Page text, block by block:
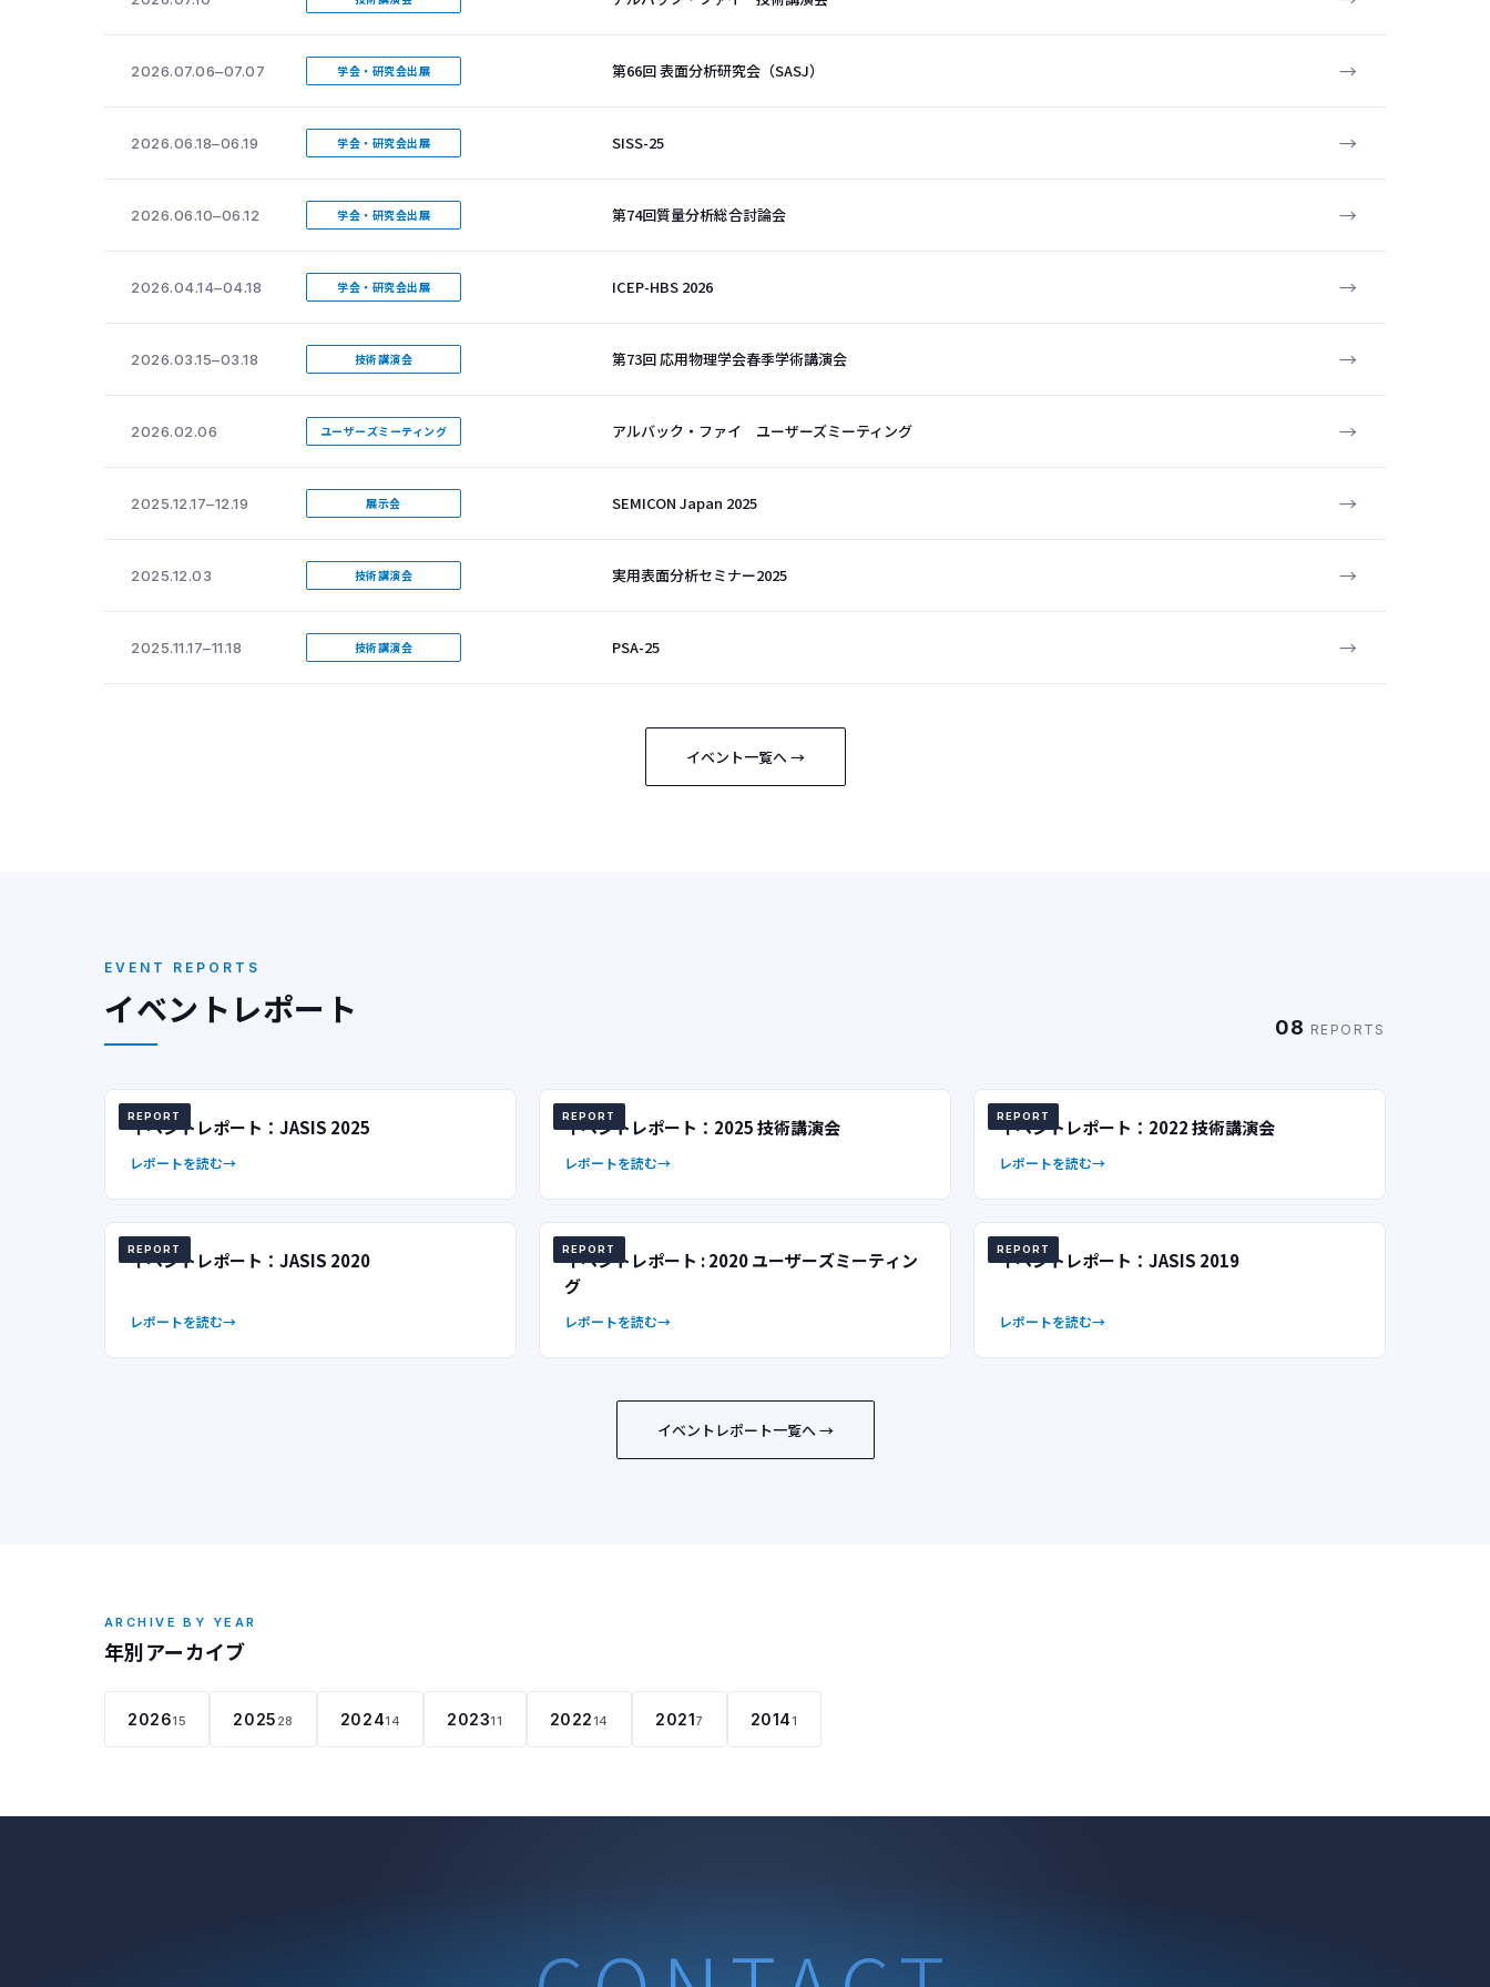
2026.07.06–07.07 学会・研究会出展 第66回 表面分析研究会（SASJ） →
2026.06.18–06.19 学会・研究会出展 SISS-25 →
2026.06.10–06.12 学会・研究会出展 第74回質量分析総合討論会 →
2026.04.14–04.18 学会・研究会出展 ICEP-HBS 2026 →
2026.03.15–03.18 技術講演会 第73回 応用物理学会春季学術講演会 →
2026.02.06 ユーザーズミーティング アルバック・ファイ ユーザーズミーティング →
2025.12.17–12.19 展示会 SEMICON Japan 2025 →
2025.12.03 技術講演会 実用表面分析セミナー2025 →
2025.11.17–11.18 技術講演会 PSA-25 →
イベント一覧へ →
EVENT REPORTS
イベントレポート 08 REPORTS
REPORT
イベントレポート：JASIS 2025
レポートを読む
REPORT
イベントレポート：2025 技術講演会
レポートを読む
REPORT
イベントレポート：2022 技術講演会
レポートを読む
REPORT
イベントレポート：JASIS 2020
レポートを読む
REPORT
イベントレポート : 2020 ユーザーズミーティン
グ
レポートを読む
REPORT
イベントレポート：JASIS 2019
レポートを読む
イベントレポート一覧へ →
ARCHIVE BY YEAR
年別アーカイブ
202615 2025 28 202414 202311 202214 20217 20141